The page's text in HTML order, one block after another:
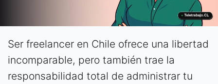
Ser freelancer en Chile ofrece una libertad
incomparable, pero también trae la
responsabilidad total de administrar tu